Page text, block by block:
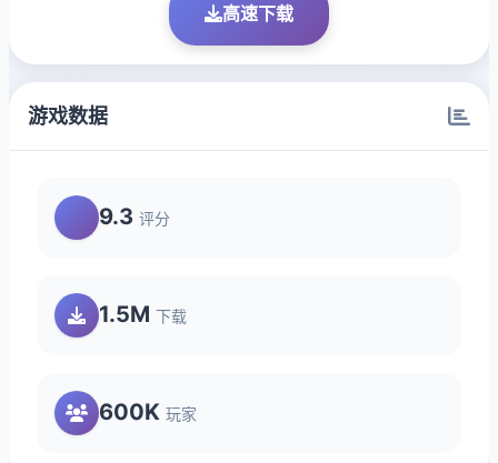
高速下载
游戏数据
9.3 评分
1.5M 下载
600K 玩家